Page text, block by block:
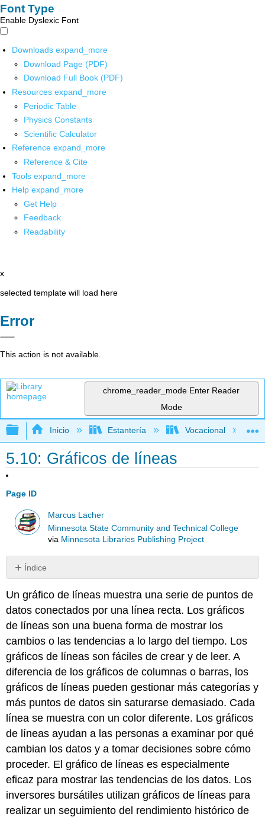
Font Type
Enable Dyslexic Font
Downloads expand_more
Download Page (PDF)
Download Full Book (PDF)
Resources expand_more
Periodic Table
Physics Constants
Scientific Calculator
Reference expand_more
Reference & Cite
Tools expand_more
Help expand_more
Get Help
Feedback
Readability
x
selected template will load here
Error
This action is not available.
chrome_reader_mode Enter Reader
Mode
Expandir/contraer jerarquía global
Inicio Estantería Vocacional
5.10: Gráficos de líneas
Page ID
Marcus Lacher
Minnesota State Community and Technical College
via Minnesota Libraries Publishing Project
Índice
8:
Informe
meteorológico
Un gráfico de líneas muestra una serie de puntos de
datos conectados por una línea recta. Los gráficos
de líneas son una buena forma de mostrar los
cambios o las tendencias a lo largo del tiempo. Los
gráficos de líneas son fáciles de crear y de leer. A
diferencia de los gráficos de columnas o barras, los
gráficos de líneas pueden gestionar más categorías y
más puntos de datos sin saturarse demasiado. Cada
línea se muestra con un color diferente. Los gráficos
de líneas ayudan a las personas a examinar por qué
cambian los datos y a tomar decisiones sobre cómo
proceder. El gráfico de líneas es especialmente
eficaz para mostrar las tendencias de los datos. Los
inversores bursátiles utilizan gráficos de líneas para
realizar un seguimiento del rendimiento histórico de